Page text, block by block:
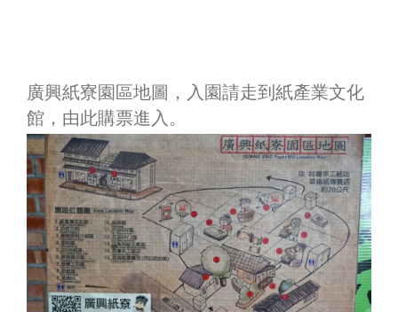
廣興紙寮園區地圖，入園請走到紙產業文化
館，由此購票進入。